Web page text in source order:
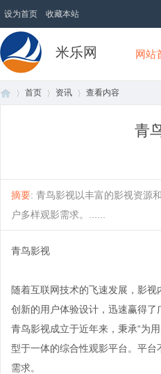
设为首页 收藏本站
米乐网 网站
首页 资讯 查看内容
青
摘要: 青鸟影视以丰富的影视资源
户多样观影需求。......
青鸟影视
随着互联网技术的飞速发展，影
创新的用户体验设计，迅速赢得
青鸟影视成立于近年来，秉承“为
型于一体的综合性观影平台。平
需求。